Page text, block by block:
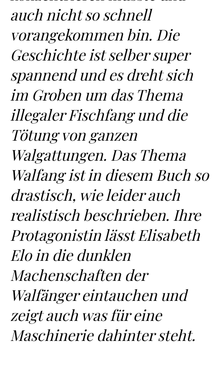
auch nicht so schnell
vorangekommen bin. Die
Geschichte ist selber super
spannend und es dreht sich
im Groben um das Thema
illegaler Fischfang und die
Tötung von ganzen
Walgattungen. Das Thema
Walfang ist in diesem Buch so
drastisch, wie leider auch
realistisch beschrieben. Ihre
Protagonistin lässt Elisabeth
Elo in die dunklen
Machenschaften der
Walfänger eintauchen und
zeigt auch was für eine
Maschinerie dahinter steht.